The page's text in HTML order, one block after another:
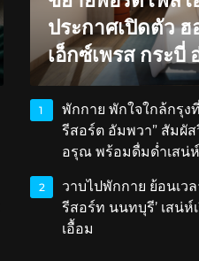
ประกาศเปิดตัว
เอ็กซ์เพรส กระบี่
1
พักกาย พักใจใกล้กรุง
รีสอร์ต อัมพวา” สัมผั
อรุณ พร้อมดื่มด่ำเสน่
2
วาบไปพักกาย ย้อนเว
รีสอร์ท นนทบุรี’ เสน่
เอื้อม